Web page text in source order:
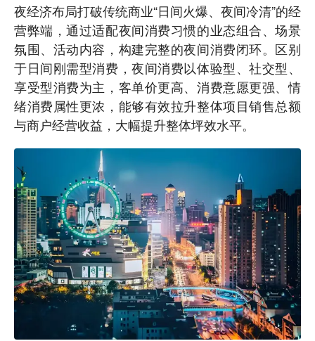
夜经济布局打破传统商业“日间火爆、夜间冷清”的经
营弊端，通过适配夜间消费习惯的业态组合、场景
氛围、活动内容，构建完整的夜间消费闭环。区别
于日间刚需型消费，夜间消费以体验型、社交型、
享受型消费为主，客单价更高、消费意愿更强、情
绪消费属性更浓，能够有效拉升整体项目销售总额
与商户经营收益，大幅提升整体坪效水平。